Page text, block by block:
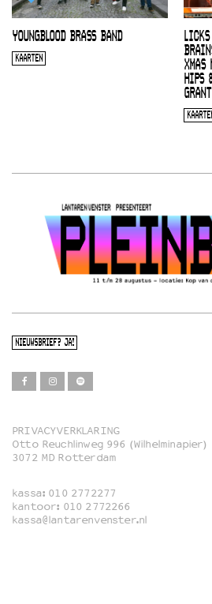
YOUNGBLOOD BRASS BAND
KAARTEN
XMAS
HIPS
GRANT
NIEUWSBRIEF? JA!
Film
Familie
Film in English
PRIVACYVERKLARING
Otto Reuchlinweg 996 (Wilhelminapier)
3072 MD Rotterdam
kassa: 010 2772277
kantoor: 010 2772266
kassa@lantarenvenster.nl